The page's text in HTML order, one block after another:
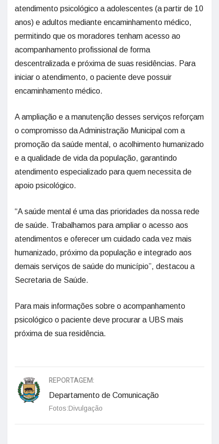
atendimento psicológico a adolescentes (a partir de 10
anos) e adultos mediante encaminhamento médico,
permitindo que os moradores tenham acesso ao
acompanhamento profissional de forma
descentralizada e próxima de suas residências. Para
iniciar o atendimento, o paciente deve possuir
encaminhamento médico.
A ampliação e a manutenção desses serviços reforçam
o compromisso da Administração Municipal com a
promoção da saúde mental, o acolhimento humanizado
e a qualidade de vida da população, garantindo
atendimento especializado para quem necessita de
apoio psicológico.
“A saúde mental é uma das prioridades da nossa rede
de saúde. Trabalhamos para ampliar o acesso aos
atendimentos e oferecer um cuidado cada vez mais
humanizado, próximo da população e integrado aos
demais serviços de saúde do município”, destacou a
Secretaria de Saúde.
Para mais informações sobre o acompanhamento
psicológico o paciente deve procurar a UBS mais
próxima de sua residência.
REPORTAGEM:
Departamento de Comunicação
Fotos:Divulgação